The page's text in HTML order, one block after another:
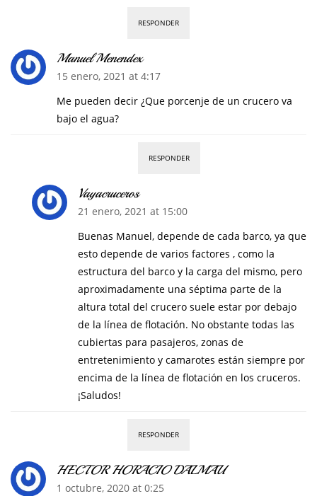
RESPONDER
Manuel Menendex
15 enero, 2021 at 4:17
Me pueden decir ¿Que porcenje de un crucero va
bajo el agua?
RESPONDER
Vayacruceros
21 enero, 2021 at 15:00
Buenas Manuel, depende de cada barco, ya que
esto depende de varios factores , como la
estructura del barco y la carga del mismo, pero
aproximadamente una séptima parte de la
altura total del crucero suele estar por debajo
de la línea de flotación. No obstante todas las
cubiertas para pasajeros, zonas de
entretenimiento y camarotes están siempre por
encima de la línea de flotación en los cruceros.
¡Saludos!
RESPONDER
HECTOR HORACIO DALMAU
1 octubre, 2020 at 0:25